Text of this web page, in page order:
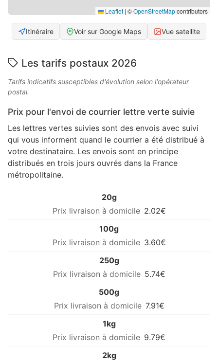
Leaflet | ©OpenStreetMapcontributors
Itinéraire Voir sur Google Maps Vue satellite
Les tarifs postaux 2026
Tarifs indicatifs susceptibles d'évolution selon l'opérateur
postal.
Prix pour l'envoi de courrier lettre verte suivie
Les lettres vertes suivies sont des envois avec suivi
qui vous informent quand le courrier a été distribué à
votre destinataire. Les envois sont en principe
distribués en trois jours ouvrés dans la France
métropolitaine.
20g
2.02€
100g
3.60€
250g
5.74€
500g
7.91€
1kg
9.79€
2kg